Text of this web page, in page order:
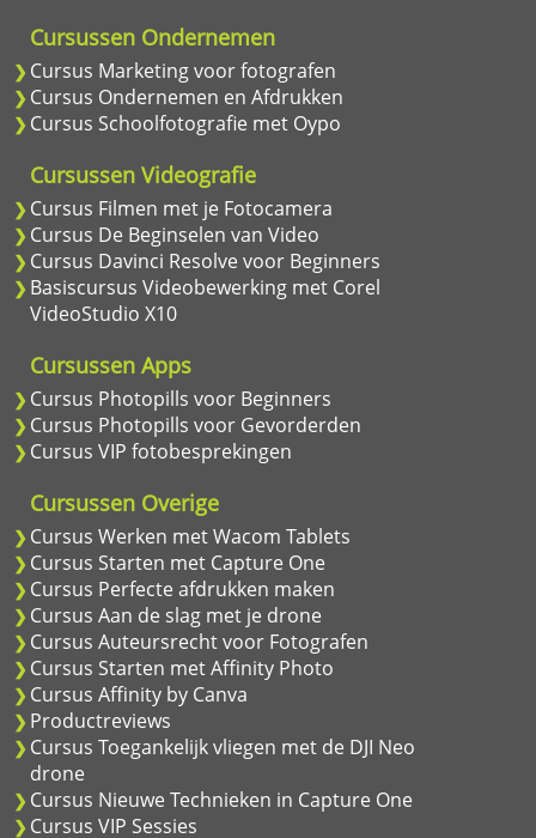
Cursussen Ondernemen
Cursus Marketing voor fotografen
Cursus Ondernemen en Afdrukken
Cursus Schoolfotografie met Oypo
Cursussen Videografie
Cursus Filmen met je Fotocamera
Cursus De Beginselen van Video
Cursus Davinci Resolve voor Beginners
Basiscursus Videobewerking met Corel
VideoStudio X10
Cursussen Apps
Cursus Photopills voor Beginners
Cursus Photopills voor Gevorderden
Cursus VIP fotobesprekingen
Cursussen Overige
Cursus Werken met Wacom Tablets
Cursus Starten met Capture One
Cursus Perfecte afdrukken maken
Cursus Aan de slag met je drone
Cursus Auteursrecht voor Fotografen
Cursus Starten met Affinity Photo
Cursus Affinity by Canva
Productreviews
Cursus Toegankelijk vliegen met de DJI Neo
drone
Cursus Nieuwe Technieken in Capture One
Cursus VIP Sessies